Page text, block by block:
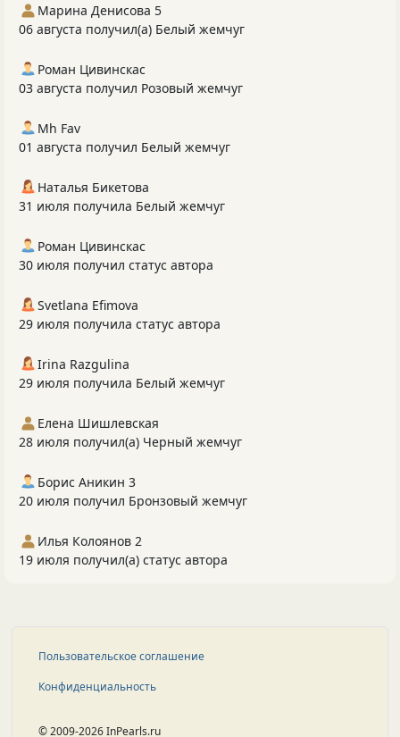
Марина Денисова 5
06 августа получил(а) Белый жемчуг
Роман Цивинскас
03 августа получил Розовый жемчуг
Mh Fav
01 августа получил Белый жемчуг
Наталья Бикетова
31 июля получила Белый жемчуг
Роман Цивинскас
30 июля получил статус автора
Svetlana Efimova
29 июля получила статус автора
Irina Razgulina
29 июля получила Белый жемчуг
Елена Шишлевская
28 июля получил(а) Черный жемчуг
Борис Аникин 3
20 июля получил Бронзовый жемчуг
Илья Колоянов 2
19 июля получил(а) статус автора
Пользовательское соглашение
Конфиденциальность
© 2009-2026 InPearls.ru